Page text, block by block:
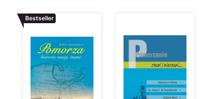
Bestseller